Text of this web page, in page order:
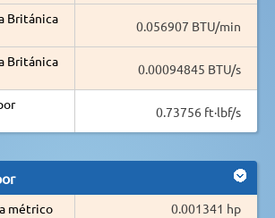
Británica
0.056907 BTU/min
Británica
0.00094845 BTU/s
0.73756 ft·lbf/s
métrico
0.001341 hp